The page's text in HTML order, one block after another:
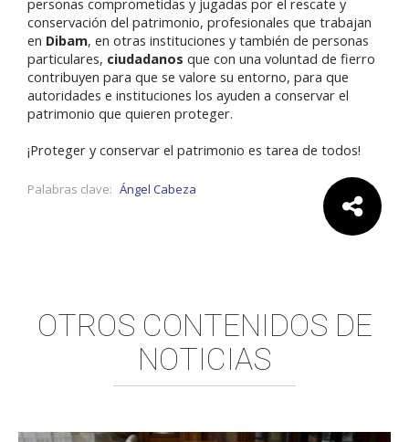
conservación del patrimonio, profesionales que trabajan
en Dibam, en otras instituciones y también de personas
particulares, ciudadanos que con una voluntad de fierro
contribuyen para que se valore su entorno, para que
autoridades e instituciones los ayuden a conservar el
patrimonio que quieren proteger.
¡Proteger y conservar el patrimonio es tarea de todos!
Palabras clave: Ángel Cabeza
OTROS CONTENIDOS DE
NOTICIAS